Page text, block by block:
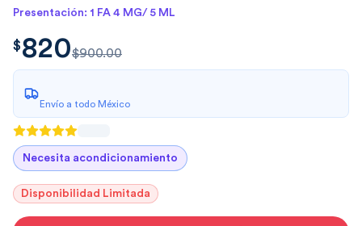
Presentación: 1 FA 4 MG/ 5 ML
$820.00
$820$900.00
Envío a todo México
Necesita acondicionamiento
Disponibilidad Limitada